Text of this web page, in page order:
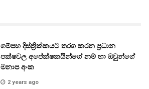
ගම්පහ දිස්ත්‍රික්කයට තරග කරන ප්‍රධාන
පක්ෂවල අපේක්ෂකයින්ගේ නම් හා ඔවුන්ගේ
මනාප අංක
2 years ago